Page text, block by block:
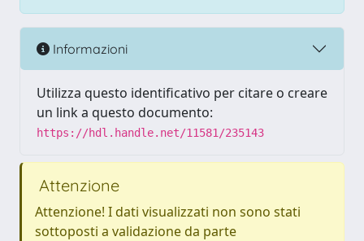
Informazioni
Utilizza questo identificativo per citare o creare
un link a questo documento:
https://hdl.handle.net/11581/235143
Attenzione
Attenzione! I dati visualizzati non sono stati
sottoposti a validazione da parte